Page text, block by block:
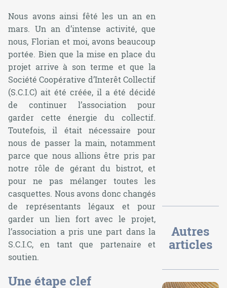
Nous avons ainsi fêté les un an en
mars. Un an d’intense activité, que
nous, Florian et moi, avons beaucoup
portée. Bien que la mise en place du
projet arrive à son terme et que la
Société Coopérative d’Interêt Collectif
(S.C.I.C) ait été créée, il a été décidé
de continuer l’association pour
garder cette énergie du collectif.
Toutefois, il était nécessaire pour
nous de passer la main, notamment
parce que nous allions être pris par
notre rôle de gérant du bistrot, et
pour ne pas mélanger toutes les
casquettes. Nous avons donc changés
de représentants légaux et pour
garder un lien fort avec le projet,
l’association a pris une part dans la
S.C.I.C, en tant que partenaire et
soutien.
Une étape clef
Autres
articles